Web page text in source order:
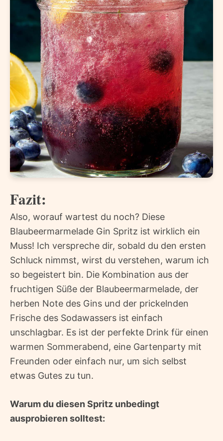
Fazit:
Also, worauf wartest du noch? Diese
Blaubeermarmelade Gin Spritz ist wirklich ein
Muss! Ich verspreche dir, sobald du den ersten
Schluck nimmst, wirst du verstehen, warum ich
so begeistert bin. Die Kombination aus der
fruchtigen Süße der Blaubeermarmelade, der
herben Note des Gins und der prickelnden
Frische des Sodawassers ist einfach
unschlagbar. Es ist der perfekte Drink für einen
warmen Sommerabend, eine Gartenparty mit
Freunden oder einfach nur, um sich selbst
etwas Gutes zu tun.
Warum du diesen Spritz unbedingt
ausprobieren solltest: